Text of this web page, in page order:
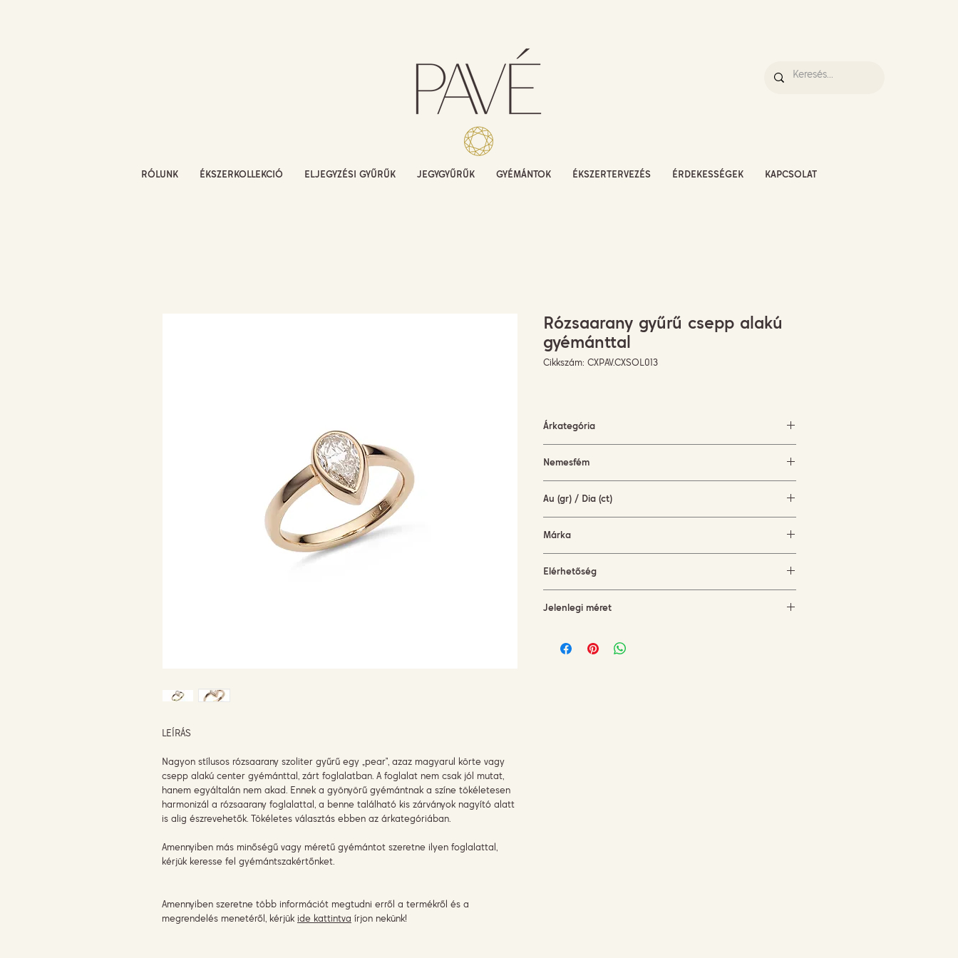
RÓLUNK ÉKSZERKOLLEKCIÓ ELJEGYZÉSI GYŰRŰK JEGYGYŰRŰK GYÉMÁNTOK ÉKSZERTERVEZÉS ÉRDEKESSÉGEK KAPCSOLAT
LEÍRÁS
Nagyon stílusos rózsaarany szoliter gyűrű egy „pear”, azaz magyarul körte vagy
csepp alakú center gyémánttal, zárt foglalatban. A foglalat nem csak jól mutat,
hanem egyáltalán nem akad. Ennek a gyönyörű gyémántnak a színe tökéletesen
harmonizál a rózsaarany foglalattal, a benne található kis zárványok nagyító alatt
is alig észrevehetők. Tökéletes választás ebben az árkategóriában.
Amennyiben más minőségű vagy méretű gyémántot szeretne ilyen foglalattal,
kérjük keresse fel gyémántszakértőnket.
Amennyiben szeretne több információt megtudni erről a termékről és a
megrendelés menetéről, kérjük ide kattintva írjon nekünk!
Rózsaarany gyűrű csepp alakú
gyémánttal
Cikkszám: CXPAV.CXSOL013
Árkategória
Nemesfém
Au (gr) / Dia (ct)
Márka
Elérhetőség
Jelenlegi méret